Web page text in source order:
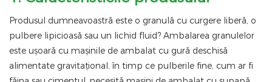
Produsul dumneavoastră este o granulă cu curgere liberă, o
pulbere lipicioasă sau un lichid fluid? Ambalarea granulelor
este ușoară cu mașinile de ambalat cu gură deschisă
alimentate gravitațional, în timp ce pulberile fine, cum ar fi